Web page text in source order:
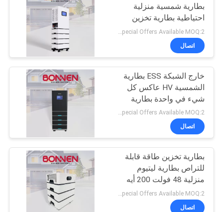
اتصل
أخبار
خريطة
الموقع
سياسة
الخصوصية
بطارية شمسية منزلية
احتياطية بطارية تخزين
الطاقة LiFePo4 للأسرة
اتصال
خارج الشبكة ESS بطارية
الشمسية HV عاكس كل
شيء في واحدة بطارية
طاقة احتياطية للمنزل
Special Offers Available MOQ:2 وحدة
اتصال
بطارية تخزين طاقة قابلة
للتراص بطارية ليتيوم
منزلية 48 فولت 200 أيه
إيه للداخل
Special Offers Available MOQ:2 وحدة
اتصال